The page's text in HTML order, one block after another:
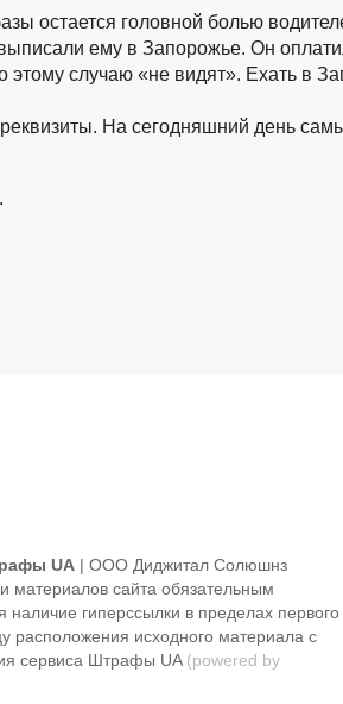
остается головной болью
ему в Запорожье. Он
случаю «не видят». Ехать в
На сегодняшний день
UA | ООО Диджитал Солюшнз
материалов сайта обязательным
наличие гиперссылки в пределах первого
расположения исходного материала с
сервиса Штрафы UA (powered by